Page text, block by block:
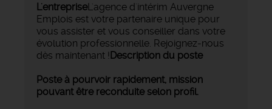
L'entrepriseL'agence d'intérim Auvergne
Emplois est votre partenaire unique pour
vous assister et vous conseiller dans votre
évolution professionnelle. Rejoignez-nous
dès maintenant ! Description du poste
Poste à pourvoir rapidement, mission
pouvant être reconduite selon profil.